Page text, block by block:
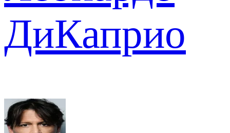
ДиКаприо